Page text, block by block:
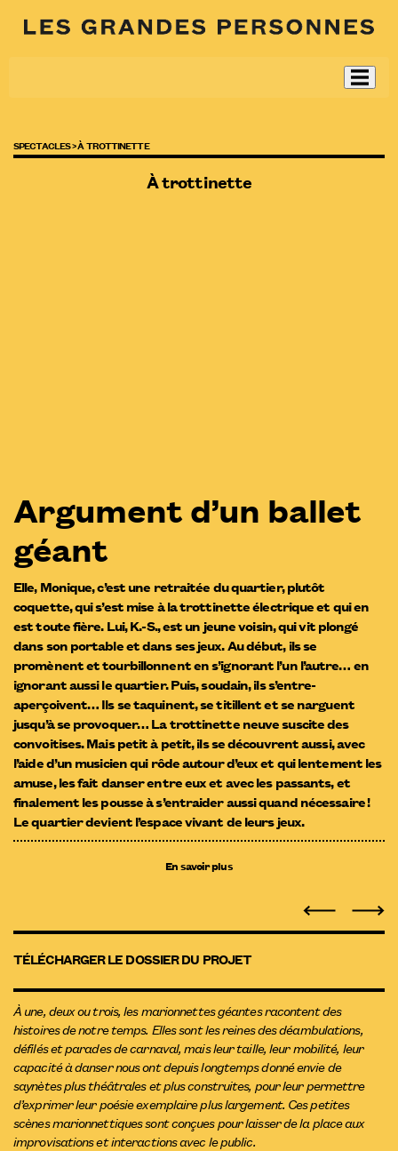
SPECTACLES >À TROTTINETTE
À trottinette
Argument d’un ballet
géant
Elle, Monique, c’est une retraitée du quartier, plutôt
coquette, qui s’est mise à la trottinette électrique et qui en
est toute fière. Lui, K.-S., est un jeune voisin, qui vit plongé
dans son portable et dans ses jeux. Au début, ils se
promènent et tourbillonnent en s’ignorant l’un l’autre… en
ignorant aussi le quartier. Puis, soudain, ils s’entre-
aperçoivent… Ils se taquinent, se titillent et se narguent
jusqu’à se provoquer… La trottinette neuve suscite des
convoitises. Mais petit à petit, ils se découvrent aussi, avec
l’aide d’un musicien qui rôde autour d’eux et qui lentement les
amuse, les fait danser entre eux et avec les passants, et
finalement les pousse à s’entraider aussi quand nécessaire !
Le quartier devient l’espace vivant de leurs jeux.
En savoir plus
TÉLÉCHARGER LE DOSSIER DU PROJET
À une, deux ou trois, les marionnettes géantes racontent des
histoires de notre temps. Elles sont les reines des déambulations,
défilés et parades de carnaval, mais leur taille, leur mobilité, leur
capacité à danser nous ont depuis longtemps donné envie de
saynètes plus théâtrales et plus construites, pour leur permettre
d’exprimer leur poésie exemplaire plus largement. Ces petites
scènes marionnettiques sont conçues pour laisser de la place aux
improvisations et interactions avec le public.